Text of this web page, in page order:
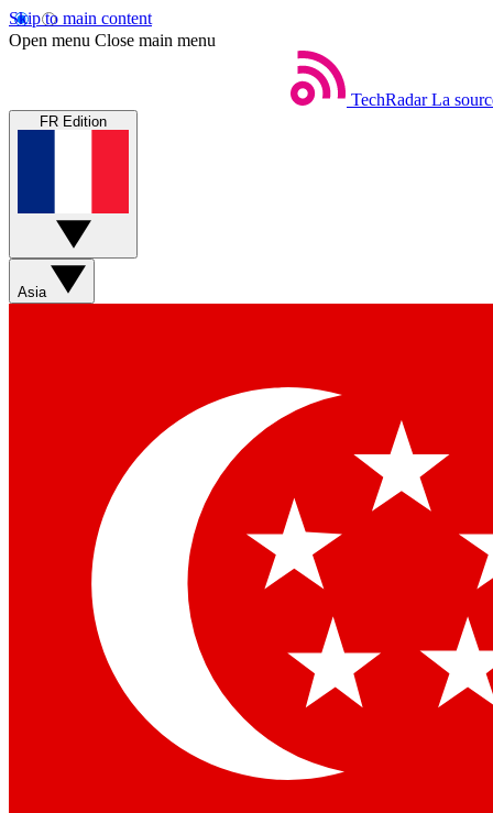
Skip to main content
Open menu Close main menu
TechRadar La
FR Edition
Asia